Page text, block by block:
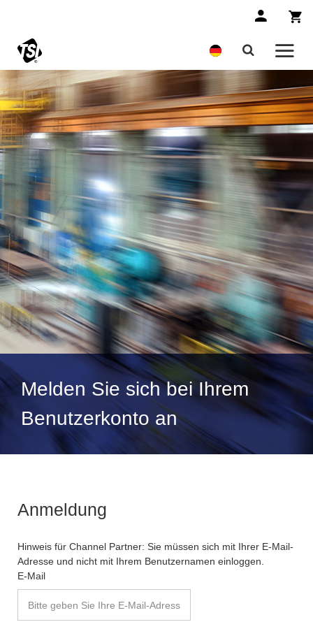
Melden Sie sich bei Ihrem
Benutzerkonto an
Anmeldung
Hinweis für Channel Partner: Sie müssen sich mit Ihrer E-Mail-
Adresse und nicht mit Ihrem Benutzernamen einloggen.
E-Mail